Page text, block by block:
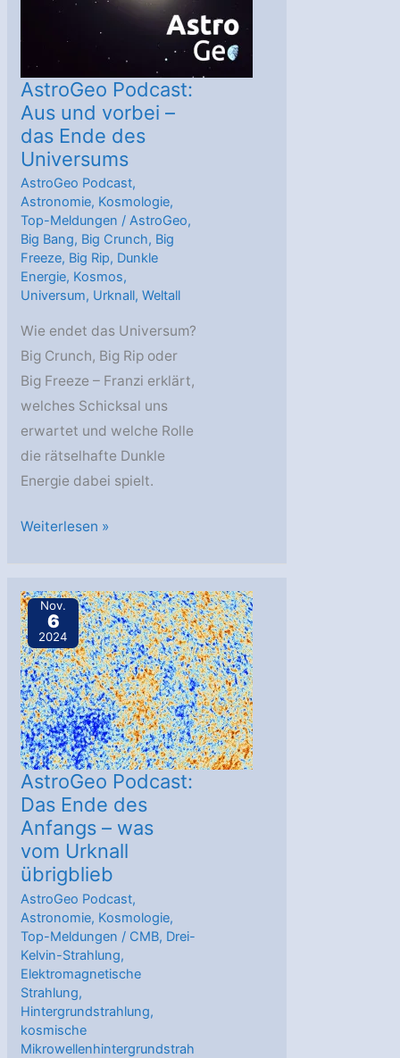
AstroGeo Podcast:
Aus und vorbei –
das Ende des
Universums
AstroGeo Podcast,
Astronomie, Kosmologie,
Top-Meldungen /AstroGeo,
Big Bang, Big Crunch, Big
Freeze, Big Rip, Dunkle
Energie, Kosmos,
Universum, Urknall,Weltall
Wie endet das Universum?
Big Crunch, Big Rip oder
Big Freeze – Franzi erklärt,
welches Schicksal uns
erwartet und welche Rolle
die rätselhafte Dunkle
Energie dabei spielt.
AstroGeo
und
vorbei
–
das
Ende
des
Universums
Weiterlesen »
Nov.
6
2024
AstroGeo Podcast:
Das Ende des
Anfangs – was
vom Urknall
übrigblieb
AstroGeo Podcast,
Astronomie, Kosmologie,
Top-Meldungen / CMB, Drei-
Kelvin-Strahlung,
Elektromagnetische
Strahlung,
Hintergrundstrahlung,
kosmische
Mikrowellenhintergrundstrah